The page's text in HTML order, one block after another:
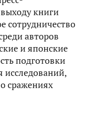
книги
сотрудничество
авторов
и японские
подготовки
исследований,
сражениях